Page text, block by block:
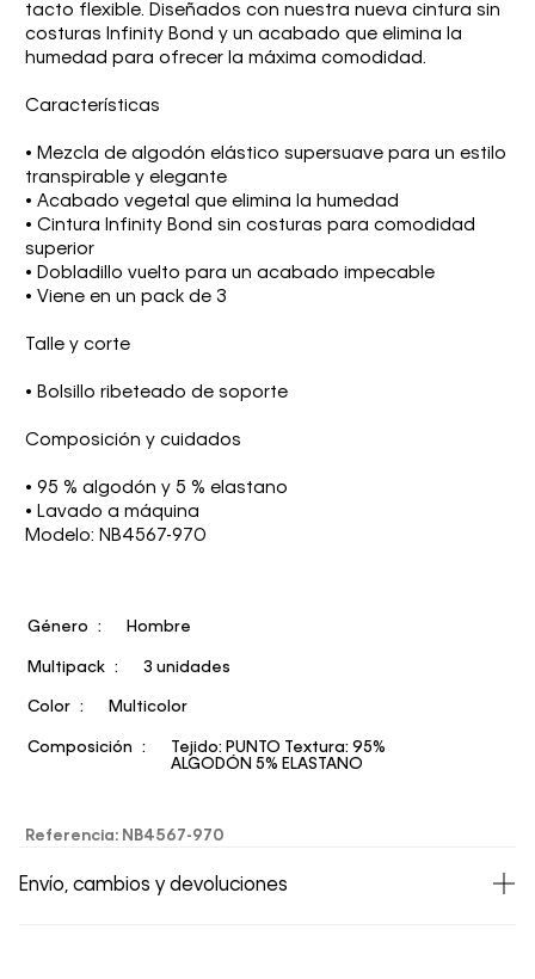
tacto flexible. Diseñados con nuestra nueva cintura sin
costuras Infinity Bond y un acabado que elimina la
humedad para ofrecer la máxima comodidad.
Características
• Mezcla de algodón elástico supersuave para un estilo
transpirable y elegante
• Acabado vegetal que elimina la humedad
• Cintura Infinity Bond sin costuras para comodidad
superior
• Dobladillo vuelto para un acabado impecable
• Viene en un pack de 3
Talle y corte
• Bolsillo ribeteado de soporte
Composición y cuidados
• 95 % algodón y 5 % elastano
• Lavado a máquina
Modelo: NB4567-970
Género Hombre
Multipack 3 unidades
Color Multicolor
Composición
Tejido: PUNTO Textura: 95%
ALGODÓN 5% ELASTANO
Referencia: NB4567-970
Envío, cambios y devoluciones